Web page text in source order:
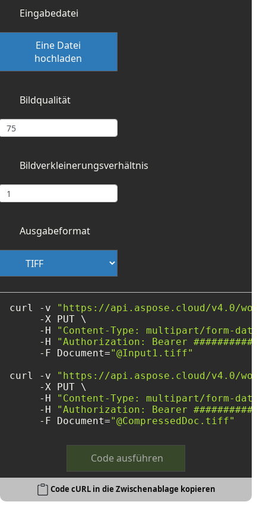
Eingabedatei
Eine Datei
hochladen
Bildqualität
Bildverkleinerungsverhältnis
Ausgabeformat
curl -v
"https://api.aspose.cloud/v4.0/
     -X PUT \
     -H
"Content-Type: multipart/form-data"
     -H
"Authorization: Bearer
     -F Document=
"@Input1.tiff"
curl -v
"https://api.aspose.cloud/v4.0/
     -X PUT \
     -H
"Content-Type: multipart/form-data"
     -H
"Authorization: Bearer
     -F Document=
"@CompressedDoc.tiff"
Code ausführen
Code cURL in die Zwischenablage kopieren